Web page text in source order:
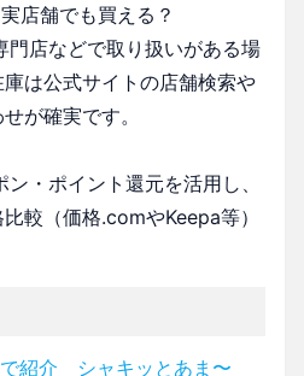
店舗でも買える？
門店などで取り扱いがある場
は公式サイトの店舗検索や
が確実です。
・ポイント還元を活用し、
較（価格.comやKeepa等）
紹介 シャキッとあま〜